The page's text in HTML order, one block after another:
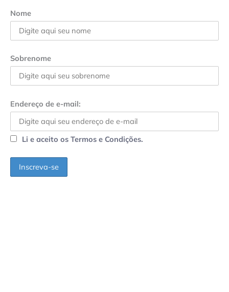
Nome
Sobrenome
Endereço de e-mail:
Li e aceito os Termos e Condições.